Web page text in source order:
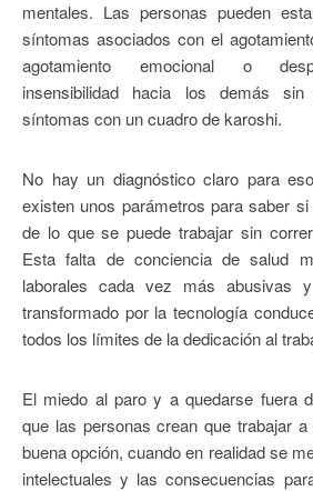
mentales. Las personas pueden
síntomas asociados con el
agotamiento emocional o
insensibilidad hacia los demás
síntomas con un cuadro de karoshi.
No hay un diagnóstico claro para
existen unos parámetros para saber
de lo que se puede trabajar sin
Esta falta de conciencia de salud
laborales cada vez más abusivas
transformado por la tecnología
todos los límites de la dedicación al
El miedo al paro y a quedarse fuera
que las personas crean que trabajar
buena opción, cuando en realidad se
intelectuales y las consecuencias